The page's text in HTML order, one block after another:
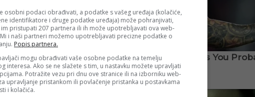
osobni podaci obrađivati, a podatke s vašeg uređaja (kolačiće,
identifikatore i druge podatke uređaja) može pohranjivati,
pristupati 207 partnera ili ih može upotrebljavati ova web-
i naši partneri možemo upotrebljavati precizne podatke o
Popis partnera.
mogu obrađivati vaše osobne podatke na temelju
interesa. Ako se ne slažete s tim, u nastavku možete upravljati
Potražite vezu pri dnu ove stranice ili na izborniku web-
upravljanje pristankom ili povlačenje pristanka u postavkama
i kolačića.